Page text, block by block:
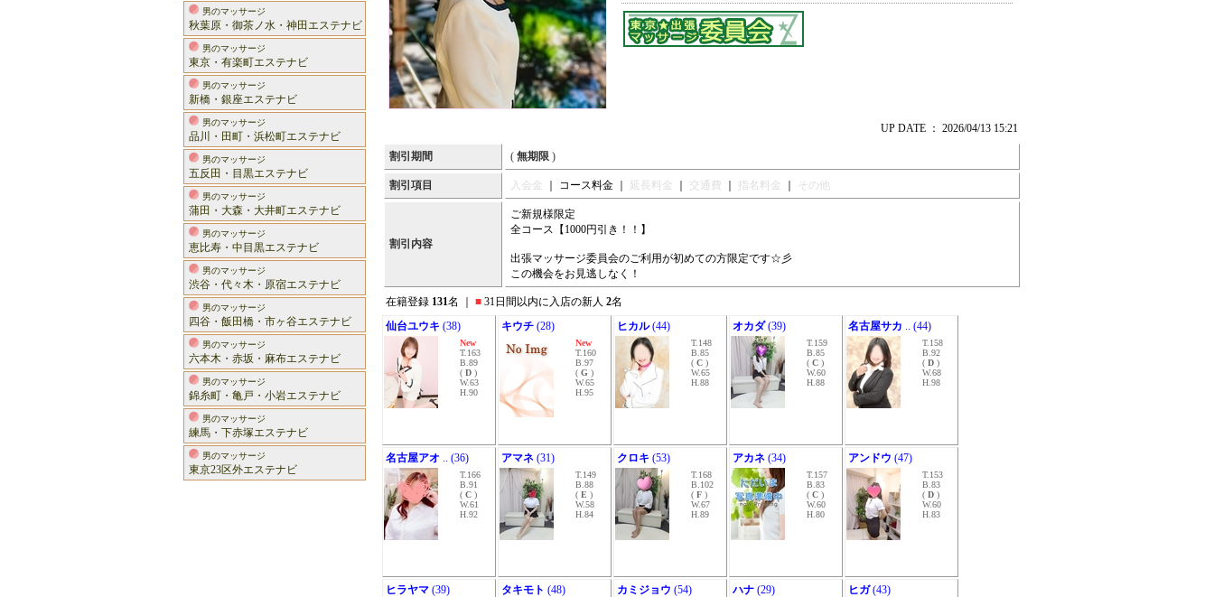
男のマッサージ
秋葉原・御茶ノ水・神田エステナビ
男のマッサージ
東京・有楽町エステナビ
男のマッサージ
新橋・銀座エステナビ
男のマッサージ
品川・田町・浜松町エステナビ
男のマッサージ
五反田・目黒エステナビ
男のマッサージ
蒲田・大森・大井町エステナビ
男のマッサージ
恵比寿・中目黒エステナビ
男のマッサージ
渋谷・代々木・原宿エステナビ
男のマッサージ
四谷・飯田橋・市ヶ谷エステナビ
男のマッサージ
六本木・赤坂・麻布エステナビ
男のマッサージ
錦糸町・亀戸・小岩エステナビ
男のマッサージ
練馬・下赤塚エステナビ
男のマッサージ
東京23区外エステナビ
UP DATE ： 2026/04/13 15:21
割引期間 ( 無期限 )
割引項目 入会金 ｜ コース料金 ｜ 延長料金 交通費 指名料金 その他
割引内容
ご新規様限定
全コース【1000円引き！！】
出張マッサージ委員会のご利用が初めての方限定です☆彡
この機会をお見逃しなく！
在籍登録 131名 ｜ ■ 31日間以内に入店の新人 2名
仙台ユウキ (38)
New
T.163
B.89
( D )
W.63
H.90
キウチ (28)
New
T.160
B.97
( G )
W.65
H.95
ヒカル(44)
T.148
B.85
( C )
W.65
H.88
オカダ(39)
T.159
B.85
( C )
W.60
H.88
名古屋サカ .. (44)
T.158
B.92
( D )
W.68
H.98
名古屋アオ .. (36)
T.166
B.91
( C )
W.61
H.92
アマネ (31)
T.149
B.88
( E )
W.58
H.84
クロキ (53)
T.168
B.102
( F )
W.67
H.89
アカネ (34)
T.157
B.83
( C )
W.60
H.80
アンドウ (47)
T.153
B.83
( D )
W.60
H.83
ヒラヤマ (39) タキモト (48) カミジョウ (54) ハナ (29) ヒガ(43)